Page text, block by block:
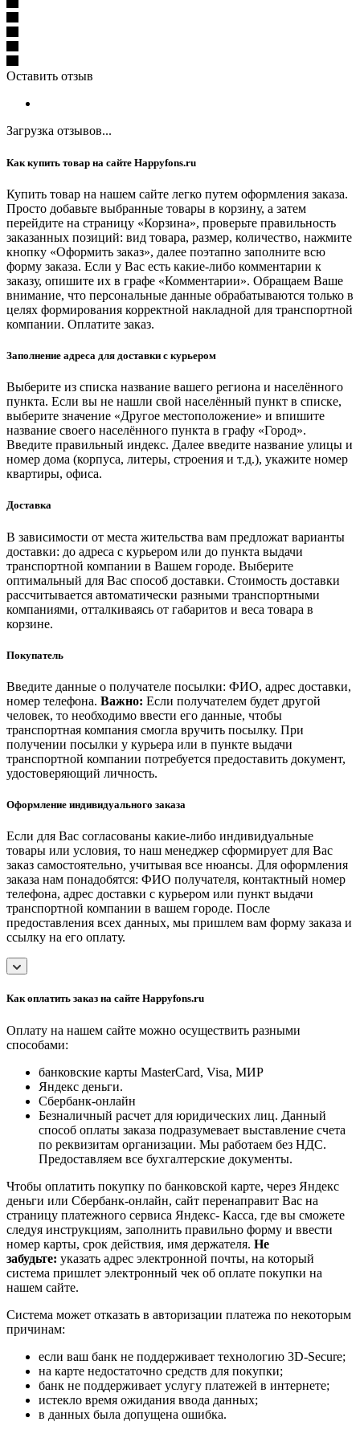
Оставить отзыв
Загрузка отзывов...
Как купить товар на сайте Happyfons.ru
Купить товар на нашем сайте легко путем оформления заказа.
Просто добавьте выбранные товары в корзину, а затем
перейдите на страницу «Корзина», проверьте правильность
заказанных позиций: вид товара, размер, количество, нажмите
кнопку «Оформить заказ», далее поэтапно заполните всю
форму заказа. Если у Вас есть какие-либо комментарии к
заказу, опишите их в графе «Комментарии». Обращаем Ваше
внимание, что персональные данные обрабатываются только в
целях формирования корректной накладной для транспортной
компании. Оплатите заказ.
Заполнение адреса для доставки с курьером
Выберите из списка название вашего региона и населённого
пункта. Если вы не нашли свой населённый пункт в списке,
выберите значение «Другое местоположение» и впишите
название своего населённого пункта в графу «Город».
Введите правильный индекс. Далее введите название улицы и
номер дома (корпуса, литеры, строения и т.д.), укажите номер
квартиры, офиса.
Доставка
В зависимости от места жительства вам предложат варианты
доставки: до адреса с курьером или до пункта выдачи
транспортной компании в Вашем городе. Выберите
оптимальный для Вас способ доставки. Стоимость доставки
рассчитывается автоматически разными транспортными
компаниями, отталкиваясь от габаритов и веса товара в
корзине.
Покупатель
Введите данные о получателе посылки: ФИО, адрес доставки,
номер телефона. Важно: Если получателем будет другой
человек, то необходимо ввести его данные, чтобы
транспортная компания смогла вручить посылку. При
получении посылки у курьера или в пункте выдачи
транспортной компании потребуется предоставить документ,
удостоверяющий личность.
Оформление индивидуального заказа
Если для Вас согласованы какие-либо индивидуальные
товары или условия, то наш менеджер сформирует для Вас
заказ самостоятельно, учитывая все нюансы. Для оформления
заказа нам понадобятся: ФИО получателя, контактный номер
телефона, адрес доставки с курьером или пункт выдачи
транспортной компании в вашем городе. После
предоставления всех данных, мы пришлем вам форму заказа и
ссылку на его оплату.
Как оплатить заказ на сайте Happyfons.ru
Оплату на нашем сайте можно осуществить разными
способами:
банковские карты MasterCard, Visa, МИР
Яндекс деньги.
Сбербанк-онлайн
Безналичный расчет для юридических лиц. Данный
способ оплаты заказа подразумевает выставление счета
по реквизитам организации. Мы работаем без НДС.
Предоставляем все бухгалтерские документы.
Чтобы оплатить покупку по банковской карте, через Яндекс
деньги или Сбербанк-онлайн, сайт перенаправит Вас на
страницу платежного сервиса Яндекс- Касса, где вы сможете
следуя инструкциям, заполнить правильно форму и ввести
номер карты, срок действия, имя держателя. Не
забудьте: указать адрес электронной почты, на который
система пришлет электронный чек об оплате покупки на
нашем сайте.
Система может отказать в авторизации платежа по некоторым
причинам:
если ваш банк не поддерживает технологию 3D-Secure;
на карте недостаточно средств для покупки;
банк не поддерживает услугу платежей в интернете;
истекло время ожидания ввода данных;
в данных была допущена ошибка.